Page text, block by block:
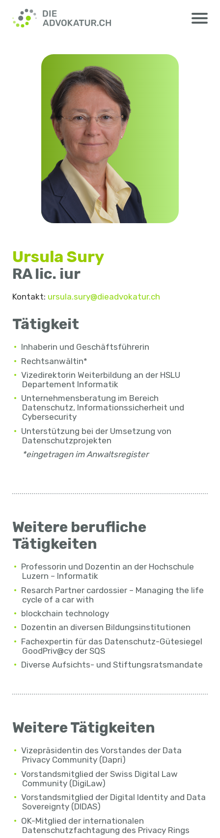
Ursula Sury, RA lic. iur
Ursula Sury
RA lic. iur
Kontakt: ursula.sury@dieadvokatur.ch
Tätigkeit
Inhaberin und Geschäftsführerin
Rechtsanwältin*
Vizedirektorin Weiterbildung an der HSLU
Departement Informatik
Unternehmensberatung im Bereich
Datenschutz, Informationssicherheit und
Cybersecurity
Unterstützung bei der Umsetzung von
Datenschutzprojekten
*eingetragen im Anwaltsregister
Weitere berufliche
Tätigkeiten
Professorin und Dozentin an der Hochschule
Luzern – Informatik
Resarch Partner cardossier – Managing the life
cycle of a car with
blockchain technology
Dozentin an diversen Bildungsinstitutionen
Fachexpertin für das Datenschutz-Gütesiegel
GoodPriv@cy der SQS
Diverse Aufsichts- und Stiftungsratsmandate
Weitere Tätigkeiten
Vizepräsidentin des Vorstandes der Data
Privacy Community (Dapri)
Vorstandsmitglied der Swiss Digital Law
Community (DigiLaw)
Vorstandsmitglied der Digital Identity and Data
Sovereignty (DIDAS)
OK-Mitglied der internationalen
Datenschutzfachtagung des Privacy Rings